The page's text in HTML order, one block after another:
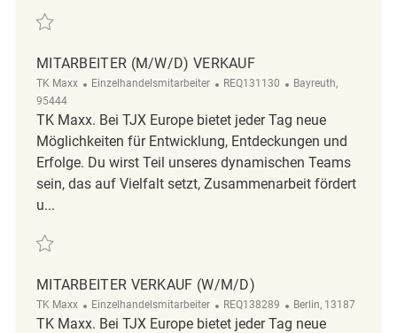
Retten Verkäufer (m/w/d) REQ138419
MITARBEITER (M/W/D) VERKAUF
TK Maxx Kategorie
Einzelhandelsmitarbeiter ReqId
REQ131130 Ort
Bayreuth,
95444
TK Maxx. Bei TJX Europe bietet jeder Tag neue
Möglichkeiten für Entwicklung, Entdeckungen und
Erfolge. Du wirst Teil unseres dynamischen Teams
sein, das auf Vielfalt setzt, Zusammenarbeit fördert
u...
Retten Mitarbeiter (m/w/d) Verkauf REQ131130
MITARBEITER VERKAUF (W/M/D)
TK Maxx Kategorie
Einzelhandelsmitarbeiter ReqId
REQ138289 Ort
Berlin, 13187
TK Maxx. Bei TJX Europe bietet jeder Tag neue